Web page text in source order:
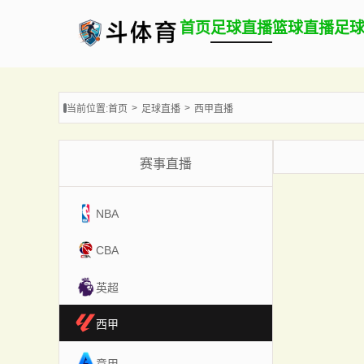
首页足球直播篮球直播足
当前位置:首页 足球直播 西甲直播
赛事直播
NBA
CBA
英超
西甲